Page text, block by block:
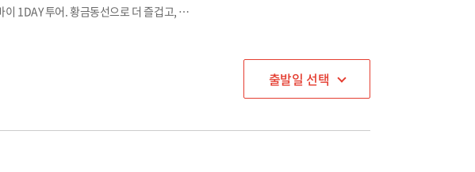
사막위의 기적, 영화 속 그 장소! 두바이 1DAY 투어. 황금동선으로 더 즐겁고, 더 편안한 스페인+포르투갈 여행! 전일정 4성급 호텔 숙박으로 편안한 휴식과 100회 이상 출장 경력의 전문 인솔자 동행으로 안전한 여행
출발일 선택